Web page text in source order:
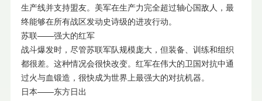
生产线并支持盟友。美军在生产力完全超过轴心国敌人，最
终能够在所有战区发动史诗级的进攻行动。
苏联——强大的红军
战斗爆发时，尽管苏联军队规模庞大，但装备、训练和组织
都很差。这种情况会很快改变。红军在伟大的卫国对抗中通
过火与血锻造，很快成为世界上最强大的对抗机器。
日本——东方日出